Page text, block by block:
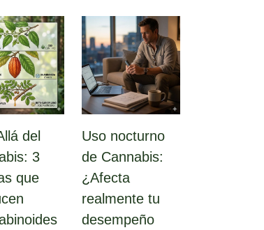
del
3
que
Uso nocturno
de Cannabis:
¿Afecta
realmente tu
desempeño